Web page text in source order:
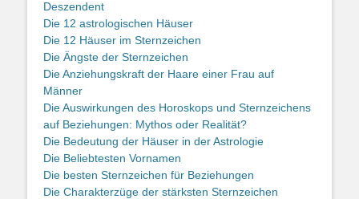
Deszendent
Die 12 astrologischen Häuser
Die 12 Häuser im Sternzeichen
Die Ängste der Sternzeichen
Die Anziehungskraft der Haare einer Frau auf
Männer
Die Auswirkungen des Horoskops und Sternzeichens
auf Beziehungen: Mythos oder Realität?
Die Bedeutung der Häuser in der Astrologie
Die Beliebtesten Vornamen
Die besten Sternzeichen für Beziehungen
Die Charakterzüge der stärksten Sternzeichen